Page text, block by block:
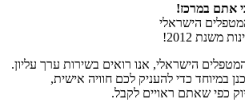
אתם במרכז!
הישראלי
משנת 2012!
הישראלי, אנו רואים בשירות ערך עליון.
במיוחד כדי להעניק לכם חוויה אישית,
כפי שאתם ראויים לקבל.